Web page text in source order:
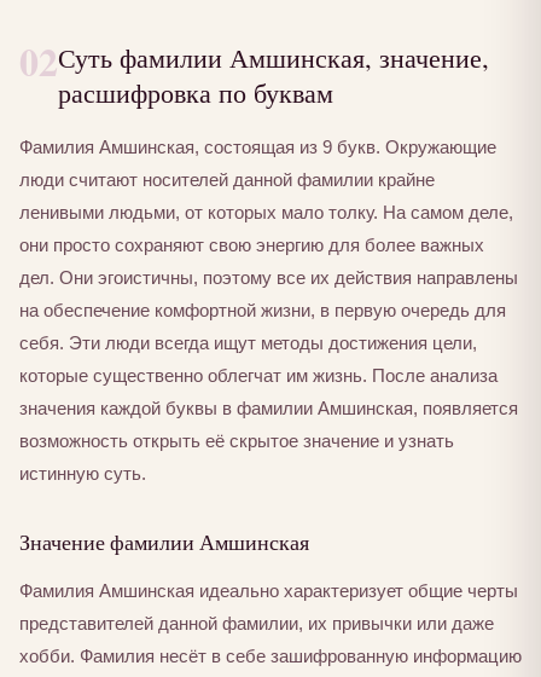
02Суть фамилии Амшинская, значение,
расшифровка по буквам
Фамилия Амшинская, состоящая из 9 букв. Окружающие
люди считают носителей данной фамилии крайне
ленивыми людьми, от которых мало толку. На самом деле,
они просто сохраняют свою энергию для более важных
дел. Они эгоистичны, поэтому все их действия направлены
на обеспечение комфортной жизни, в первую очередь для
себя. Эти люди всегда ищут методы достижения цели,
которые существенно облегчат им жизнь. После анализа
значения каждой буквы в фамилии Амшинская, появляется
возможность открыть её скрытое значение и узнать
истинную суть.
Значение фамилии Амшинская
Фамилия Амшинская идеально характеризует общие черты
представителей данной фамилии, их привычки или даже
хобби. Фамилия несёт в себе зашифрованную информацию